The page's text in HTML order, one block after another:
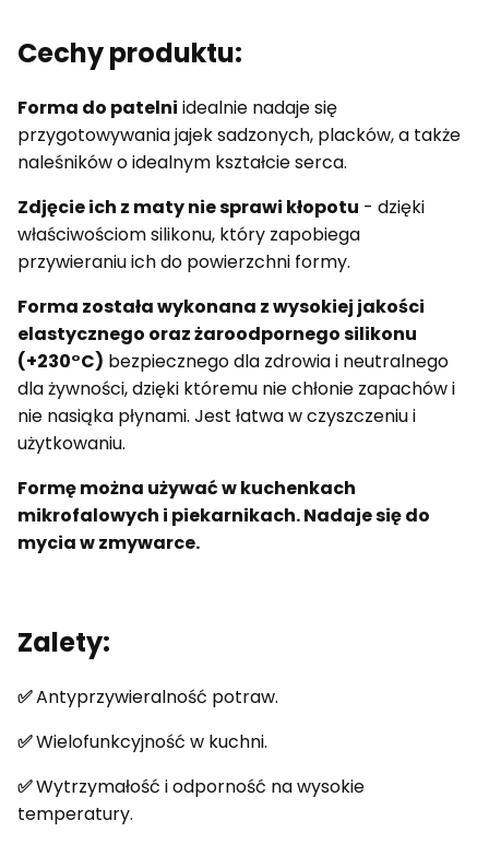
Cechy produktu:
Forma do patelni idealnie nadaje się
przygotowywania jajek sadzonych, placków, a także
naleśników o idealnym kształcie serca.
Zdjęcie ich z maty nie sprawi kłopotu - dzięki
właściwościom silikonu, który zapobiega
przywieraniu ich do powierzchni formy.
Forma została wykonana z wysokiej jakości
elastycznego oraz żaroodpornego silikonu
(+230°C) bezpiecznego dla zdrowia i neutralnego
dla żywności, dzięki któremu nie chłonie zapachów i
nie nasiąka płynami. Jest łatwa w czyszczeniu i
użytkowaniu.
Formę można używać w kuchenkach
mikrofalowych i piekarnikach. Nadaje się do
mycia w zmywarce.
Zalety:
✅Antyprzywieralność potraw.
✅Wielofunkcyjność w kuchni.
✅Wytrzymałość i odporność na wysokie
temperatury.